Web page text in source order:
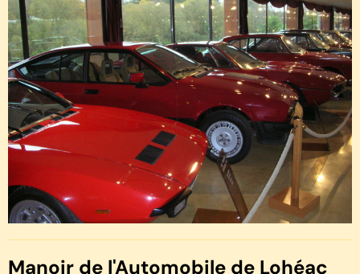
Manoir de l'Automobile de Lohéac